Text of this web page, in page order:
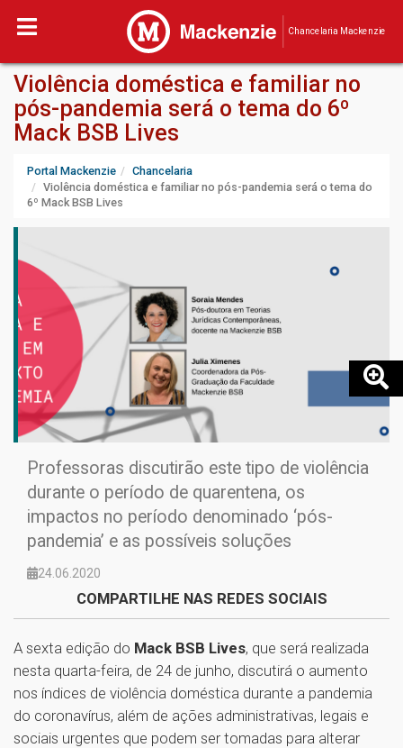
Chancelaria Mackenzie
Violência doméstica e familiar no
pós-pandemia será o tema do 6º
Mack BSB Lives
Portal Mackenzie
Chancelaria
Violência doméstica e familiar no pós-pandemia será o tema do
6º Mack BSB Lives
Professoras discutirão este tipo de violência
durante o período de quarentena, os
impactos no período denominado ‘pós-
pandemia’ e as possíveis soluções
24.06.2020
COMPARTILHE NAS REDES SOCIAIS
A sexta edição do Mack BSB Lives, que será realizada
nesta quarta-feira, de 24 de junho, discutirá o aumento
nos índices de violência doméstica durante a pandemia
do coronavírus, além de ações administrativas, legais e
sociais urgentes que podem ser tomadas para alterar